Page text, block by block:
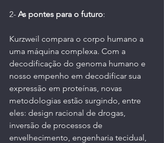
2- As pontes para o futuro:
Kurzweil compara o corpo humano a
uma máquina complexa. Com a
decodificação do genoma humano e
nosso empenho em decodificar sua
expressão em proteínas, novas
metodologias estão surgindo, entre
eles: design racional de drogas,
inversão de processos de
envelhecimento, engenharia tecidual,